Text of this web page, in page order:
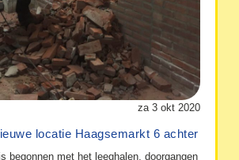
za 3 okt 2020
locatie Haagsemarkt 6 achter
begonnen met het leeghalen, doorgangen